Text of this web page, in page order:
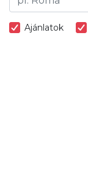
Ajánlatok